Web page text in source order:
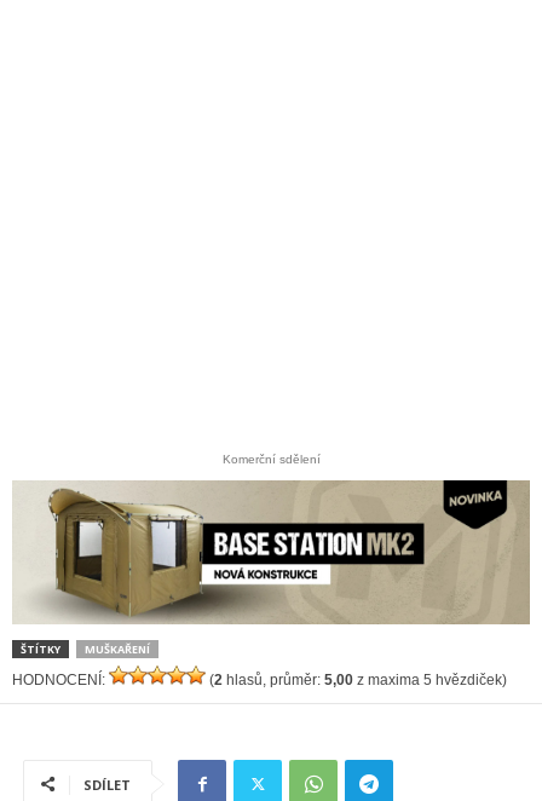
Komerční sdělení
ŠTÍTKY MUŠKAŘENÍ
HODNOCENÍ: (2 hlasů, průměr: 5,00 z maxima 5 hvězdiček)
SDÍLET